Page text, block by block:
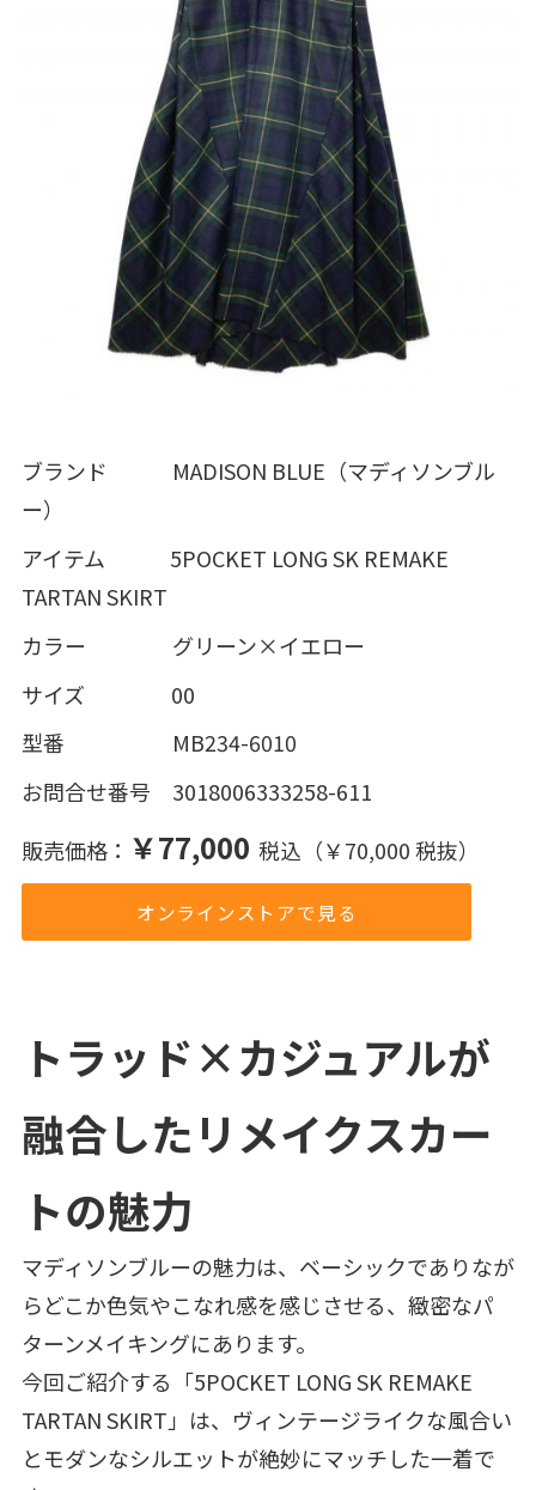
ブランド MADISON BLUE（マディソンブル
ー）
アイテム 5POCKET LONG SK REMAKE
TARTAN SKIRT
カラー グリーン×イエロー
サイズ 00
型番 MB234-6010
お問合せ番号 3018006333258-611
販売価格： ￥77,000 税込（￥70,000 税抜）
オンラインストアで見る
トラッド×カジュアルが
融合したリメイクスカー
トの魅力
マディソンブルーの魅力は、ベーシックでありなが
らどこか色気やこなれ感を感じさせる、緻密なパ
ターンメイキングにあります。
今回ご紹介する「5POCKET LONG SK REMAKE
TARTAN SKIRT」は、ヴィンテージライクな風合い
とモダンなシルエットが絶妙にマッチした一着で